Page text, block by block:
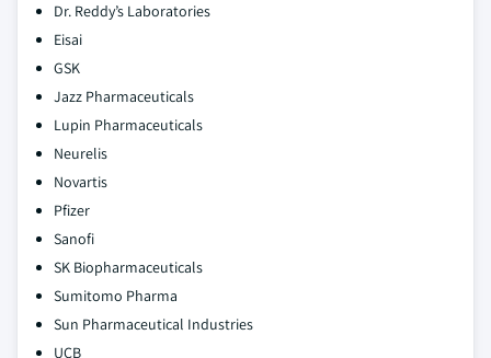
Dr. Reddy’s Laboratories
Eisai
GSK
Jazz Pharmaceuticals
Lupin Pharmaceuticals
Neurelis
Novartis
Pfizer
Sanofi
SK Biopharmaceuticals
Sumitomo Pharma
Sun Pharmaceutical Industries
UCB